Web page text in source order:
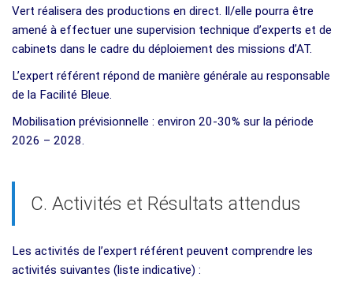
Vert réalisera des productions en direct. Il/elle pourra être
amené à effectuer une supervision technique d’experts et de
cabinets dans le cadre du déploiement des missions d’AT.
L’expert référent répond de manière générale au responsable
de la Facilité Bleue.
Mobilisation prévisionnelle : environ 20-30% sur la période
2026 – 2028.
C. Activités et Résultats attendus
Les activités de l’expert référent peuvent comprendre les
activités suivantes (liste indicative) :